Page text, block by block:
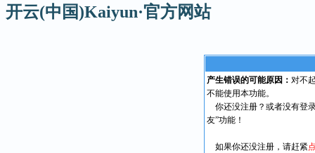
开云(中国)Kaiyun·官方网站
产生错误的可能原因： 对不
不能使用本功能。
你还没注册？或者没有登
友”功能！
如果你还没注册，请赶紧